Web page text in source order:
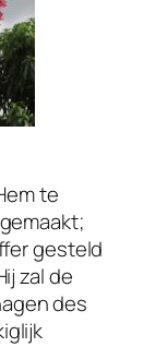
te
gesteld
zal de
des